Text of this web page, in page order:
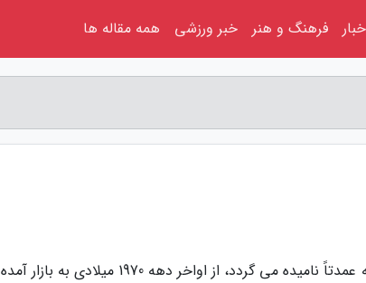
به گزارش علی آباد جدید، روزیاتو نوشت: G - Wagon، آنطور که عمدتاً نامیده می گردد، از اواخر دهه 1970 میلادی به بازار آمده
فرهنگ و هنر خبر ورزشی همه مقاله ها